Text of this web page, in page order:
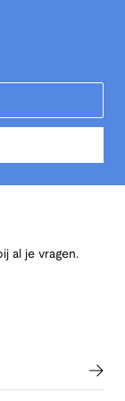
al je vragen.